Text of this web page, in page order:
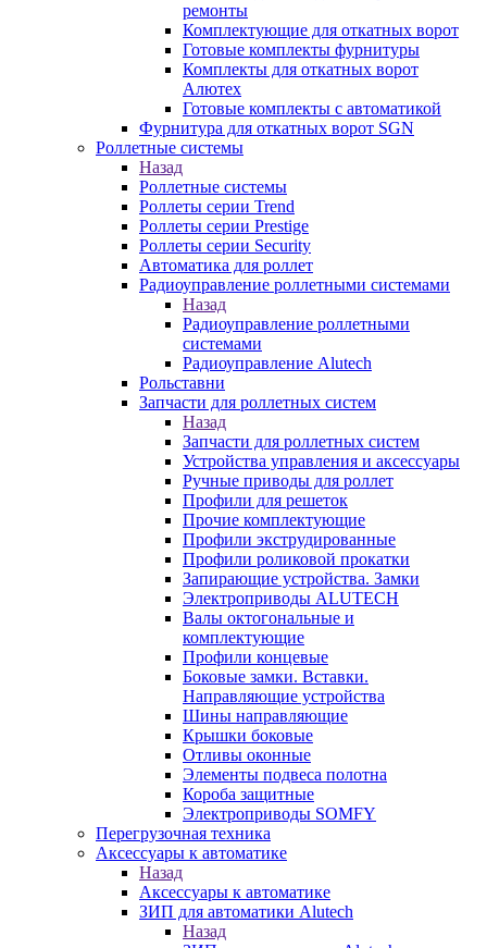
ремонты
Комплектующие для откатных ворот
Готовые комплекты фурнитуры
Комплекты для откатных ворот
Алютех
Готовые комплекты с автоматикой
Фурнитура для откатных ворот SGN
Роллетные системы
Назад
Роллетные системы
Роллеты серии Trend
Роллеты серии Prestige
Роллеты серии Security
Автоматика для роллет
Радиоуправление роллетными системами
Назад
Радиоуправление роллетными
системами
Радиоуправление Alutech
Рольставни
Запчасти для роллетных систем
Назад
Запчасти для роллетных систем
Устройства управления и аксессуары
Ручные приводы для роллет
Профили для решеток
Прочие комплектующие
Профили экструдированные
Профили роликовой прокатки
Запирающие устройства. Замки
Электроприводы ALUTECH
Валы октогональные и
комплектующие
Профили концевые
Боковые замки. Вставки.
Направляющие устройства
Шины направляющие
Крышки боковые
Отливы оконные
Элементы подвеса полотна
Короба защитные
Электроприводы SOMFY
Перегрузочная техника
Аксессуары к автоматике
Назад
Аксессуары к автоматике
ЗИП для автоматики Alutech
Назад